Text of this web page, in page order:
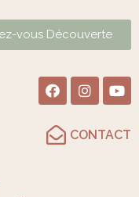
vous Découverte
CONTACT